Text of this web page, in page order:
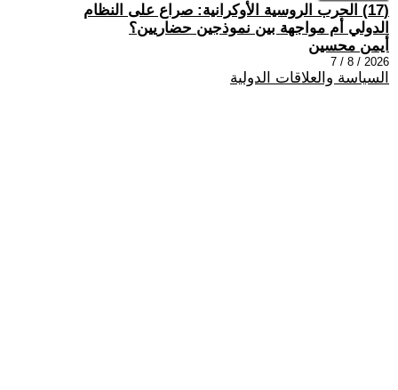
(17) الحرب الروسية الأوكرانية: صراع على النظام
الدولي أم مواجهة بين نموذجين حضاريين؟
أيمن محسين
2026 / 8 / 7
السياسة والعلاقات الدولية